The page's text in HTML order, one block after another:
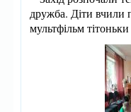
дружба. Діти вчили
мультфільм